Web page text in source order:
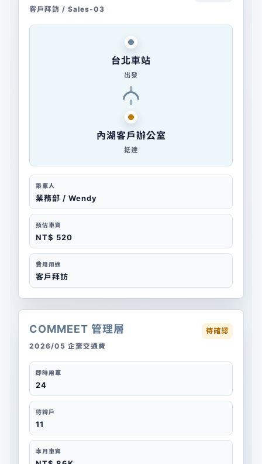
客戶拜訪 / Sales-03
台北車站
出發
內湖客戶辦公室
抵達
乘車人
業務部 / Wendy
預估車資
NT$ 520
費用用途
客戶拜訪
COMMEET 管理層
2026/05 企業交通費
待確認
即時用車
24
待歸戶
11
本月車資